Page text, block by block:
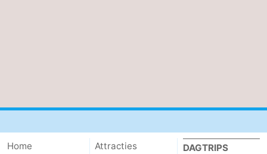
Home
Attracties
DAGTRIPS